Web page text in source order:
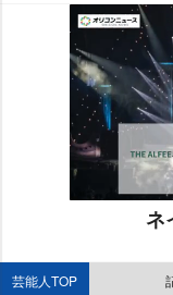
ネ
芸能人TOP